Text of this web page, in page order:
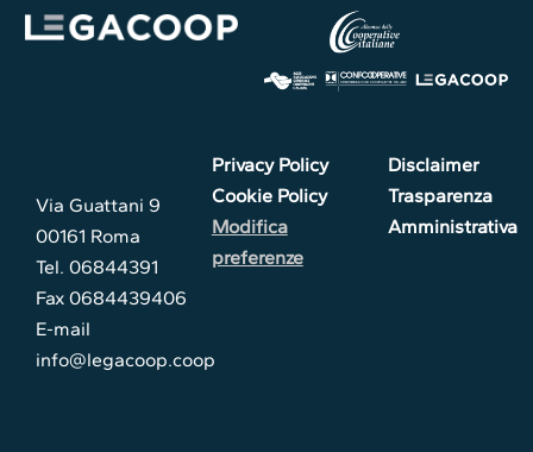
Via Guattani 9
00161 Roma
Tel. 06844391
Fax 0684439406
E-mail
info@legacoop.coop
Privacy Policy
Cookie Policy
Modifica
preferenze
Disclaimer
Trasparenza
Amministrativa